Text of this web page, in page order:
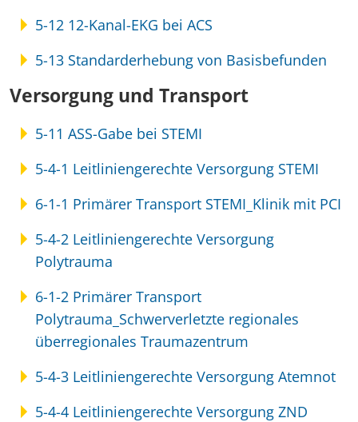
5-12 12-Kanal-EKG bei ACS
5-13 Standarderhebung von Basisbefunden
Versorgung und Transport
5-11 ASS-Gabe bei STEMI
5-4-1 Leitliniengerechte Versorgung STEMI
6-1-1 Primärer Transport STEMI_Klinik mit PCI
5-4-2 Leitliniengerechte Versorgung
Polytrauma
6-1-2 Primärer Transport
Polytrauma_Schwerverletzte regionales
überregionales Traumazentrum
5-4-3 Leitliniengerechte Versorgung Atemnot
5-4-4 Leitliniengerechte Versorgung ZND